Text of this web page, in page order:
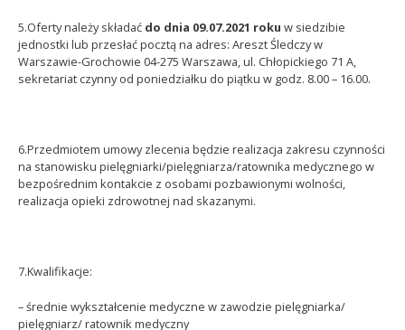
5.Oferty należy składać do dnia 09.07.2021 roku w siedzibie
jednostki lub przesłać pocztą na adres: Areszt Śledczy w
Warszawie-Grochowie 04-275 Warszawa, ul. Chłopickiego 71 A,
sekretariat czynny od poniedziałku do piątku w godz. 8.00 – 16.00.
6.Przedmiotem umowy zlecenia będzie realizacja zakresu czynności
na stanowisku pielęgniarki/pielęgniarza/ratownika medycznego w
bezpośrednim kontakcie z osobami pozbawionymi wolności,
realizacja opieki zdrowotnej nad skazanymi.
7.Kwalifikacje:
– średnie wykształcenie medyczne w zawodzie pielęgniarka/
pielęgniarz/ ratownik medyczny